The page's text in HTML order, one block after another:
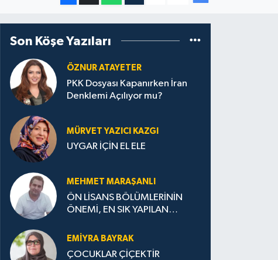
Son Köşe Yazıları
ÖZNUR ATAYETER
PKK Dosyası Kapanırken İran
Denklemi Açılıyor mu?
MÜRVET YAZICI KAZGI
UYGAR İÇİN EL ELE
MEHMET MARAŞANLI
ÖN LİSANS BÖLÜMLERİNİN
ÖNEMİ, EN SIK YAPILAN
STRATEJİLERİ
EMIYRA BAYRAK
ÇOCUKLAR ÇİÇEKTİR